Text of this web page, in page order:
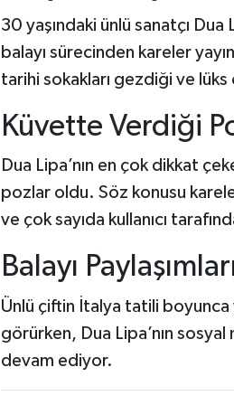
30 yaşındaki ünlü sanatçı
balayı sürecinden kareler
tarihi sokakları gezdiği ve
Küvette Verdiği
Dua Lipa’nın en çok dikkat
pozlar oldu. Söz konusu
ve çok sayıda kullanıcı
Balayı
Ünlü çiftin İtalya tatili boyunca
görürken, Dua Lipa’nın
devam ediyor.